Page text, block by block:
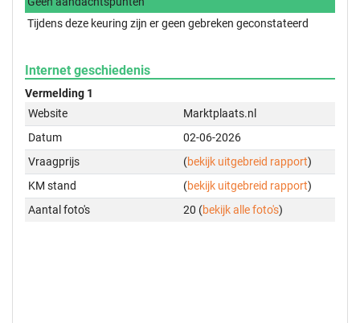
Tijdens deze keuring zijn er geen gebreken geconstateerd
Internet geschiedenis
Vermelding 1
Website
Marktplaats.nl
Datum
02-06-2026
Vraagprijs
(bekijk uitgebreid rapport)
KM stand
(bekijk uitgebreid rapport)
Aantal foto's
20 (bekijk alle foto's)